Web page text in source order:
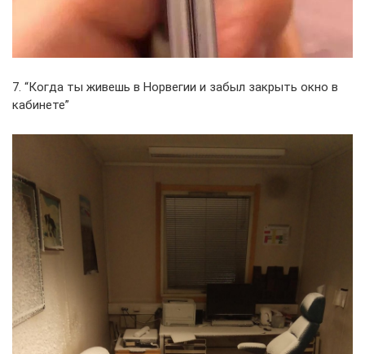
7. “Когда ты живешь в Норвегии и забыл закрыть окно в
кабинете”